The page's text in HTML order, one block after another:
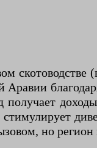
Аравии
но